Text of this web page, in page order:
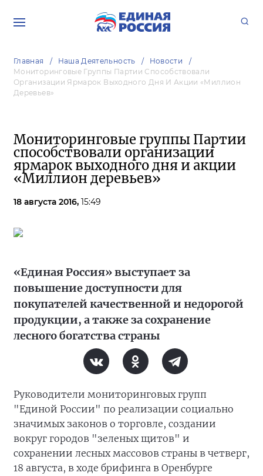
Главная Наша Деятельность
Новости
Мониторинговые Группы Партии Способствовали
Организации Ярмарок Выходного Дня И Акции «Миллион
Деревьев»
Мониторинговые группы Партии
способствовали организации
ярмарок выходного дня и акции
«Миллион деревьев»
18 августа 2016, 15:49
«Единая Россия» выступает за
повышение доступности для
покупателей качественной и недорогой
продукции, а также за сохранение
лесного богатства страны
Руководители мониторинговых групп
"Единой России" по реализации социально
значимых законов о торговле, создании
вокруг городов "зеленых щитов" и
сохранении лесных массовов страны в четверг,
18 августа, в ходе брифинга в Оренбурге